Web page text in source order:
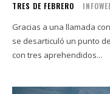
TRES DE FEBRERO
Gracias a una llamada
se desarticuló un punto
con tres aprehendidos...